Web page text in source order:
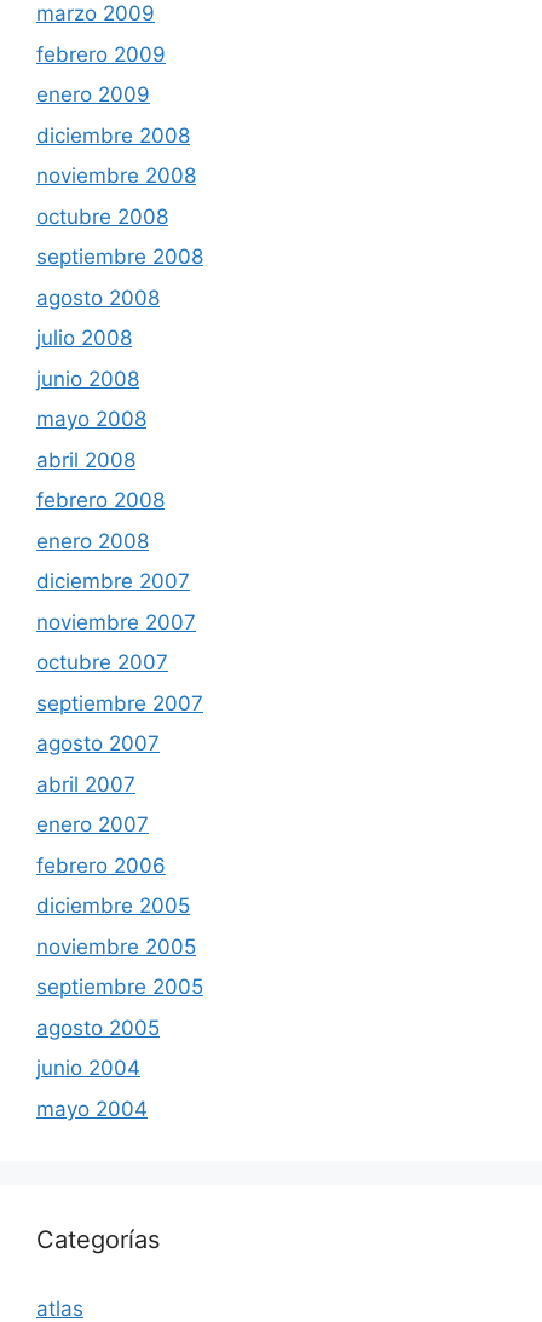
marzo 2009
febrero 2009
enero 2009
diciembre 2008
noviembre 2008
octubre 2008
septiembre 2008
agosto 2008
julio 2008
junio 2008
mayo 2008
abril 2008
febrero 2008
enero 2008
diciembre 2007
noviembre 2007
octubre 2007
septiembre 2007
agosto 2007
abril 2007
enero 2007
febrero 2006
diciembre 2005
noviembre 2005
septiembre 2005
agosto 2005
junio 2004
mayo 2004
Categorías
atlas